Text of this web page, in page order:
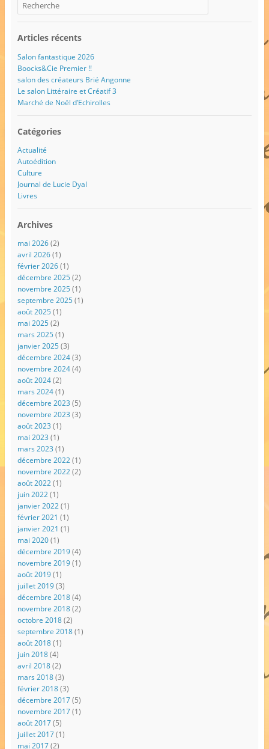
Articles récents
Salon fantastique 2026
Boocks&Cie Premier !!
salon des créateurs Brié Angonne
Le salon Littéraire et Créatif 3
Marché de Noël d’Echirolles
Catégories
Actualité
Autoédition
Culture
Journal de Lucie Dyal
Livres
Archives
mai 2026(2)
avril 2026(1)
février 2026(1)
décembre 2025(2)
novembre 2025(1)
septembre 2025(1)
août 2025(1)
mai 2025(2)
mars 2025(1)
janvier 2025(3)
décembre 2024(3)
novembre 2024(4)
août 2024(2)
mars 2024(1)
décembre 2023 (5)
novembre 2023 (3)
août 2023 (1)
mai 2023 (1)
mars 2023 (1)
décembre 2022(1)
novembre 2022(2)
août 2022(1)
juin 2022(1)
janvier 2022(1)
février 2021 (1)
janvier 2021 (1)
mai 2020(1)
décembre 2019(4)
novembre 2019(1)
août 2019(1)
juillet 2019(3)
décembre 2018(4)
novembre 2018(2)
octobre 2018(2)
septembre 2018(1)
août 2018(1)
juin 2018(4)
avril 2018(2)
mars 2018(3)
février 2018(3)
décembre 2017(5)
novembre 2017(1)
août 2017(5)
juillet 2017(1)
mai 2017(2)